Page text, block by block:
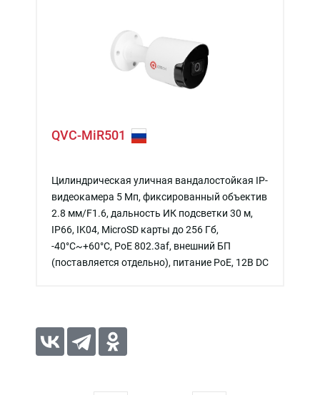
QVC-MiR501
Цилиндрическая уличная вандалостойкая IP-
видеокамера 5 Мп, фиксированный объектив
2.8 мм/F1.6, дальность ИК подсветки 30 м,
IP66, IK04, MicroSD карты до 256 Гб,
-40°C~+60°C, PoE 802.3af, внешний БП
(поставляется отдельно), питание PoE, 12В DC